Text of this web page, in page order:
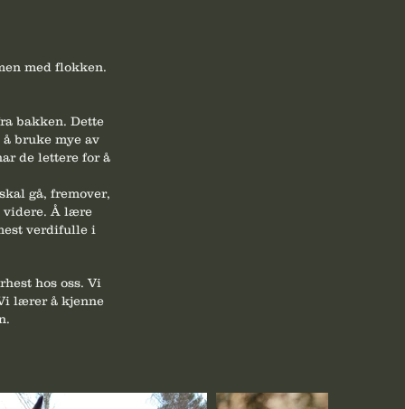
med flokken.
bakken. Dette
bruke mye av
de lettere for å
gå, fremover,
videre. Å lære
verdifulle i
hos oss. Vi
lærer å kjenne